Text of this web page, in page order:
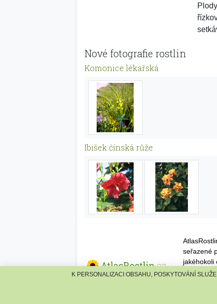
Nové fotografie rostlin
Komonice lékařská
Ibišek čínská růže
seřazené
jakéhokoli
K PERSONALIZACI OBSAHU, POSKYTOVÁNÍ